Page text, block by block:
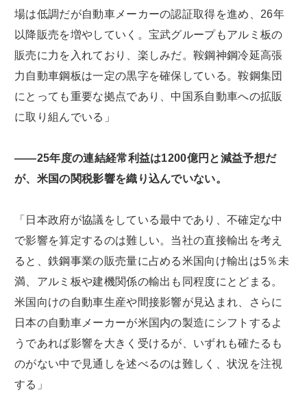
場は低調だが自動車メーカーの認証取得を進め、26年
以降販売を増やしていく。宝武グループもアルミ板の
販売に力を入れており、楽しみだ。鞍鋼神鋼冷延高張
力自動車鋼板は一定の黒字を確保している。鞍鋼集団
にとっても重要な拠点であり、中国系自動車への拡販
に取り組んでいる」
――25年度の連結経常利益は1200億円と減益予想だ
が、米国の関税影響を織り込んでいない。
「日本政府が協議をしている最中であり、不確定な中
で影響を算定するのは難しい。当社の直接輸出を考え
ると、鉄鋼事業の販売量に占める米国向け輸出は5％未
満、アルミ板や建機関係の輸出も同程度にとどまる。
米国向けの自動車生産や間接影響が見込まれ、さらに
日本の自動車メーカーが米国内の製造にシフトするよ
うであれば影響を大きく受けるが、いずれも確たるも
のがない中で見通しを述べるのは難しく、状況を注視
する」